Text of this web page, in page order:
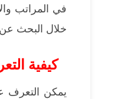
في المراتب
خلال البحث
كيفية
يمكن التعرف